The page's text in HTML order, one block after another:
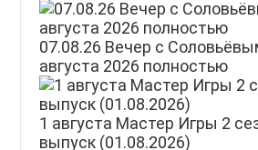
07.08.26 Вечер с
августа 2026 полностью
1 августа Мастер Игры 2
выпуск (01.08.2026)